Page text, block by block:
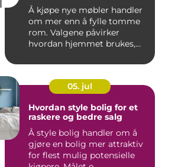
Å kjøpe nye møbler handler
om mer enn å fylle tomme
rom. Valgene påvirker
hvordan hjemmet brukes,
05. jul
Hvordan style bolig for et
raskere og bedre salg
Å style bolig handler om å
gjøre en bolig mer attraktiv
for flest mulig potensielle